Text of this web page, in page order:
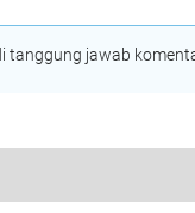
tanggung jawab